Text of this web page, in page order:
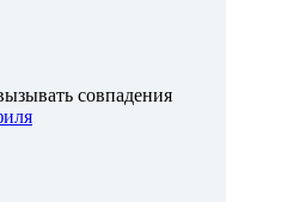
совпадения